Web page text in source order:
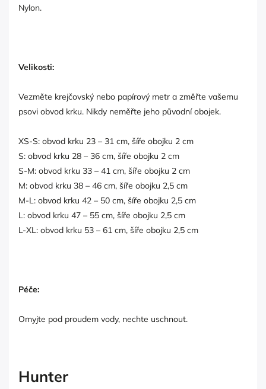
Nylon.
Velikosti:
Vezměte krejčovský nebo papírový metr a změřte vašemu
psovi obvod krku. Nikdy neměřte jeho původní obojek.
XS-S: obvod krku 23 – 31 cm, šíře obojku 2 cm
S: obvod krku 28 – 36 cm, šíře obojku 2 cm
S-M: obvod krku 33 – 41 cm, šíře obojku 2 cm
M: obvod krku 38 – 46 cm, šíře obojku 2,5 cm
M-L: obvod krku 42 – 50 cm, šíře obojku 2,5 cm
L: obvod krku 47 – 55 cm, šíře obojku 2,5 cm
L-XL: obvod krku 53 – 61 cm, šíře obojku 2,5 cm
Péče:
Omyjte pod proudem vody, nechte uschnout.
Hunter